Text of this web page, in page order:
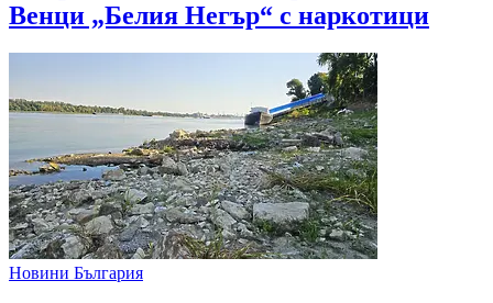
Венци „Белия Негър“ с наркотици
Новини България